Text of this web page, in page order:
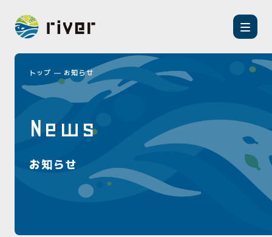
トップ お知らせ
News
お知らせ